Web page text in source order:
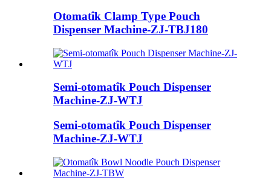
Otomatîk Clamp Type Pouch
Dispenser Machine-ZJ-TBJ180
Semi-otomatîk Pouch Dispenser
Machine-ZJ-WTJ
Semi-otomatîk Pouch Dispenser
Machine-ZJ-WTJ